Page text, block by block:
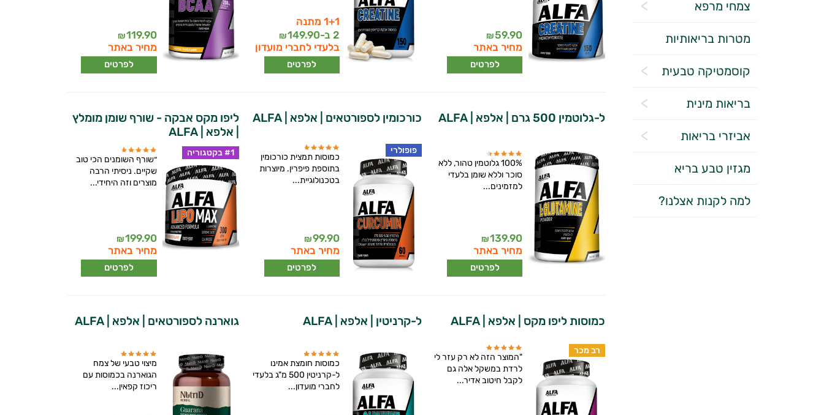
צמחי מרפא
מטרות בריאותיות
קוסמטיקה טבעית
בריאות מינית
אביזרי בריאות
מגזין טבע בריא
למה לקנות אצלנו?
59.90
₪
מחיר באתר
לפרטים
1+1 מתנה
2 ב-
149.90
₪
בלעדי לחברי מועדון
לפרטים
119.90
₪
מחיר באתר
לפרטים
ל-גלוטמין 500 גרם | אלפא | ALFA
100% גלוטמין טהור, ללא
סוכר וללא שומן בלעדי
למזמינים...
139.90
₪
מחיר באתר
לפרטים
כורכומין לספורטאים | אלפא | ALFA
פופולרי
כמוסות תמצית כורכומין
בתוספת פיפרין. מיוצרות
בטכנולוגיית...
99.90
₪
מחיר באתר
לפרטים
ליפו מקס אבקה - שורף שומן מומלץ
| אלפא | ALFA
#1 בקטגוריה
״שורף השומנים הכי טוב
שקיים. ניסיתי הרבה
מוצרים וזה היחידי...
199.90
₪
מחיר באתר
לפרטים
כמוסות ליפו מקס | אלפא | ALFA
רב מכר
"המוצר הזה לא רק עזר לי
לרדת במשקל אלה גם
לקבל חיטוב אדיר...
ל-קרניטין | אלפא | ALFA
כמוסות חומצת אמינו
ל-קרניטין 500 מ"ג בלעדי
לחברי מועדון...
גוארנה לספורטאים | אלפא | ALFA
מיצוי טבעי של צמח
הגוארנה בכמוסות עם
ריכוז קפאין...